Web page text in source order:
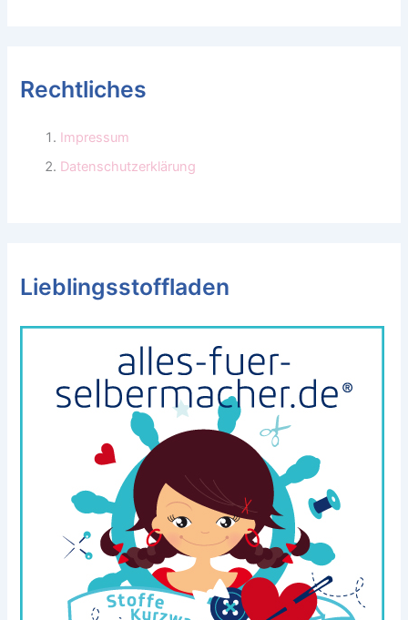
Rechtliches
Impressum
Datenschutzerklärung
Lieblingsstoffladen